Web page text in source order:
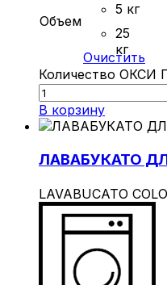
Объем
5 кг
25
кг
Очистить
Количество
В корзину
ЛАВАБУКАТО
LAVABUCATO